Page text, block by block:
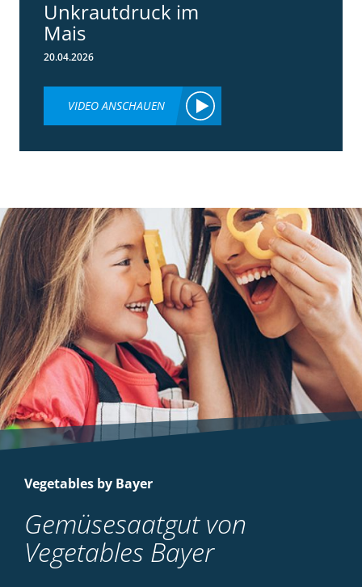
Unkrautdruck im
Mais
20.04.2026
VIDEO ANSCHAUEN
Vegetables by Bayer
Gemüsesaatgut von
Vegetables Bayer